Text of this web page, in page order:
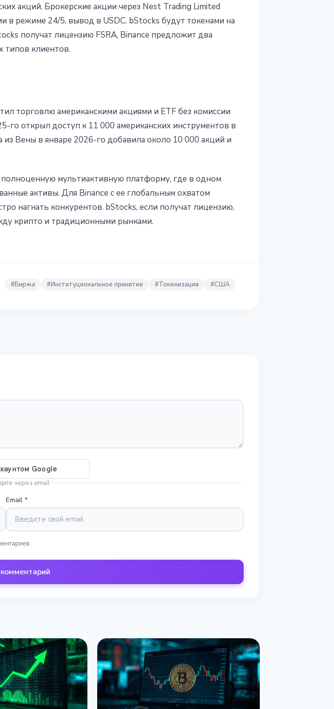
акций. Брокерские акции через Nest Trading Limited
в режиме 24/5, вывод в USDC. bStocks будут токенами на
получат лицензию FSRA, Binance предложит два
типов клиентов.
торговлю американскими акциями и ETF без комиссии
го открыл доступ к 11 000 американских инструментов в
Вены в январе 2026-го добавила около 10 000 акций и
мультиактивную платформу, где в одном
активы. Для Binance с ее глобальным охватом
нагнать конкурентов. bStocks, если получат лицензию,
крипто и традиционными рынками.
#Биржа #Институциональное принятие #Токенизация #США
через email
Email *